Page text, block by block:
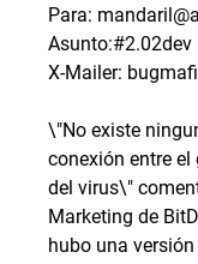
Para:
Asunto:#2.02dev
X-Mailer:
\"No existe
conexión entre
del virus\"
Marketing de
hubo una